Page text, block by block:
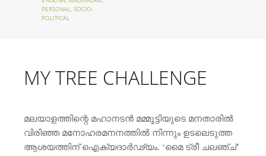
PERSONAL, SOCIO-
POLITICAL
MY TREE CHALLENGE
മലയാളത്തിന്റെ മഹാനടന്‍ മമ്മൂട്ടിയുടെ മനതാരില്‍
വിരിഞ്ഞ മനോഹരമനനത്തില്‍ നിന്നും ഉടലെടുത്ത
ആശയത്തിന് ഐക്യദാര്‍ഢ്യം. ‘മൈ ട്രീ ചലഞ്ച്’